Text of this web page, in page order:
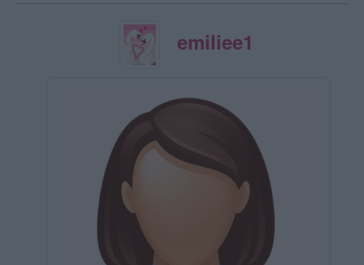
emiliee1